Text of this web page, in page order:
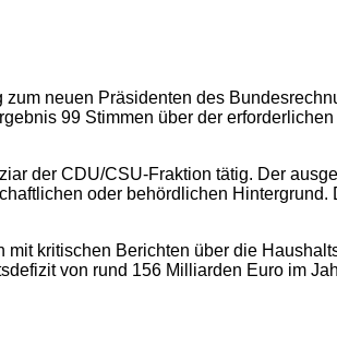
neuen Präsidenten des
99 Stimmen über der
der CDU/CSU-Fraktion tätig. Der
oder behördlichen
kritischen Berichten über die
von rund 156 Milliarden Euro im